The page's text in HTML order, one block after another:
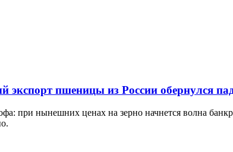
экспорт пшеницы из России обернулся
при нынешних ценах на зерно начнется волна